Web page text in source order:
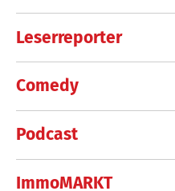
Leserreporter
Comedy
Podcast
ImmoMARKT